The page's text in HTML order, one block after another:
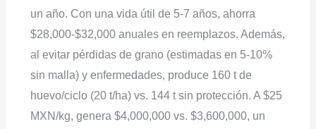
un año. Con una vida útil de 5-7 años, ahorra
$28,000-$32,000 anuales en reemplazos. Además,
al evitar pérdidas de grano (estimadas en 5-10%
sin malla) y enfermedades, produce 160 t de
huevo/ciclo (20 t/ha) vs. 144 t sin protección. A $25
MXN/kg, genera $4,000,000 vs. $3,600,000, un